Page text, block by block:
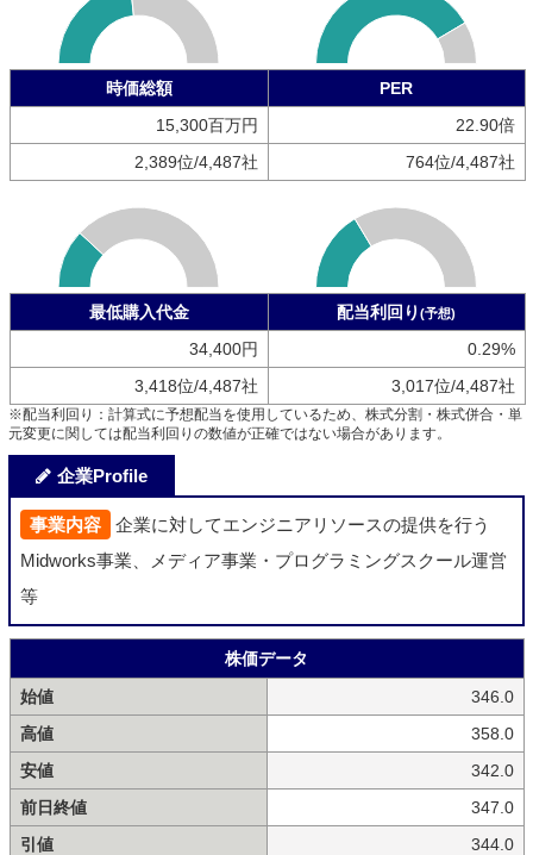
時価総額
PER
15,300百万円
22.90倍
2,389位/4,487社
764位/4,487社
最低購入代金 配当利回り (予想)
34,400円
0.29%
3,418位/4,487社
3,017位/4,487社
※配当利回り：計算式に予想配当を使用しているため、株式分割・株式併合・単
元変更に関しては配当利回りの数値が正確ではない場合があります。
企業Profile
事業内容
企業に対してエンジニアリソースの提供を行う
Midworks事業、メディア事業・プログラミングスクール運営
等
株価データ
始値
346.0
高値
358.0
安値
342.0
前日終値
347.0
引値
344.0